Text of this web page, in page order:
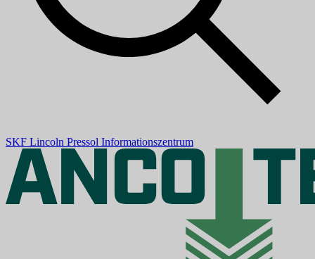
SKF Lincoln Pressol Informationszentrum